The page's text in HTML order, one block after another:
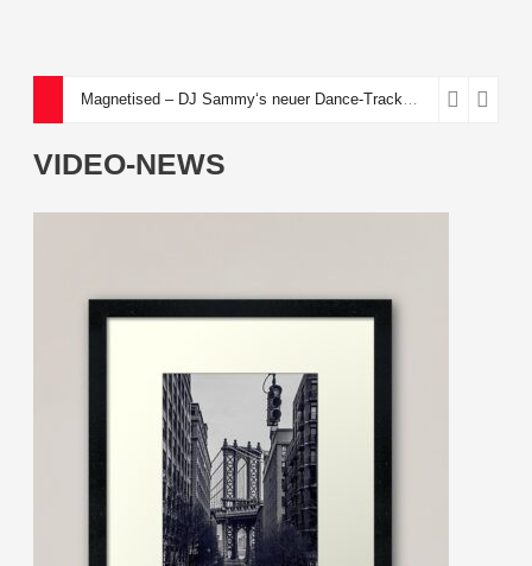
Magnetised – DJ Sammy‘s neuer Dance-Track über eine toxische Anziehungskraft
VIDEO-NEWS